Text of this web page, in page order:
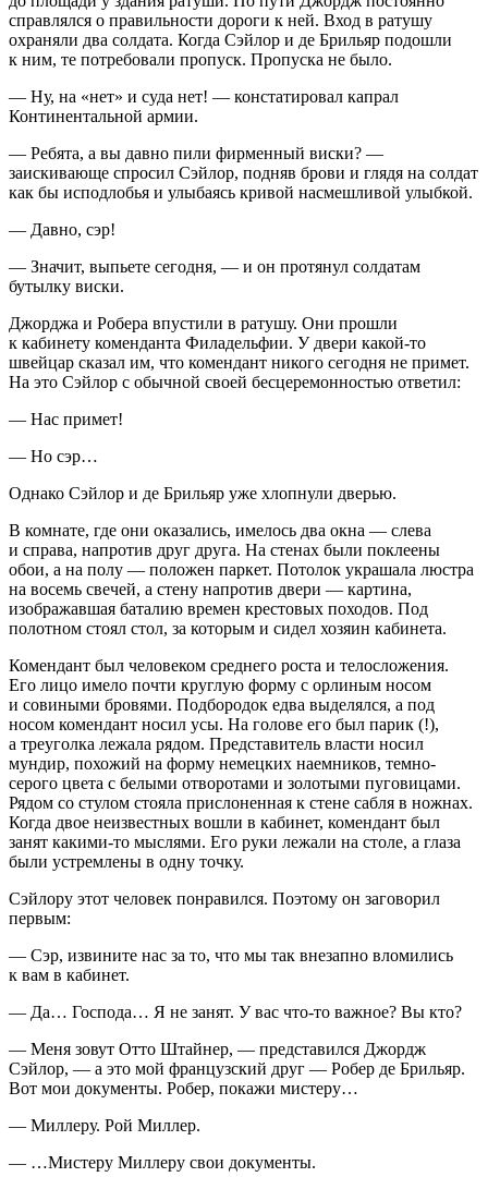
справлялся о правильности дороги к ней. Вход в ратушу
охраняли два солдата. Когда Сэйлор и де Брильяр подошли
к ним, те потребовали пропуск. Пропуска не было.
— Ну, на «нет» и суда нет! — констатировал капрал
Континентальной армии.
— Ребята, а вы давно пили фирменный виски? —
заискивающе спросил Сэйлор, подняв брови и глядя на солдат
как бы исподлобья и улыбаясь кривой насмешливой улыбкой.
— Давно, сэр!
— Значит, выпьете сегодня, — и он протянул солдатам
бутылку виски.
Джорджа и Робера впустили в ратушу. Они прошли
к кабинету коменданта Филадельфии. У двери какой-то
швейцар сказал им, что комендант никого сегодня не примет.
На это Сэйлор с обычной своей бесцеремонностью ответил:
— Нас примет!
— Но сэр…
Однако Сэйлор и де Брильяр уже хлопнули дверью.
В комнате, где они оказались, имелось два окна — слева
и справа, напротив друг друга. На стенах были поклеены
обои, а на полу — положен паркет. Потолок украшала люстра
на восемь свечей, а стену напротив двери — картина,
изображавшая баталию времен крестовых походов. Под
полотном стоял стол, за которым и сидел хозяин кабинета.
Комендант был человеком среднего роста и телосложения.
Его лицо имело почти круглую форму с орлиным носом
и совиными бровями. Подбородок едва выделялся, а под
носом комендант носил усы. На голове его был парик (!),
а треуголка лежала рядом. Представитель власти носил
мундир, похожий на форму немецких наемников, темно-
серого цвета с белыми отворотами и золотыми пуговицами.
Рядом со стулом стояла прислоненная к стене сабля в ножнах.
Когда двое неизвестных вошли в кабинет, комендант был
занят какими-то мыслями. Его руки лежали на столе, а глаза
были устремлены в одну точку.
Сэйлору этот человек понравился. Поэтому он заговорил
первым:
— Сэр, извините нас за то, что мы так внезапно вломились
к вам в кабинет.
— Да… Господа… Я не занят. У вас что-то важное? Вы кто?
— Меня зовут Отто Штайнер, — представился Джордж
Сэйлор, — а это мой французский друг — Робер де Брильяр.
Вот мои документы. Робер, покажи мистеру…
— Миллеру. Рой Миллер.
— …Мистеру Миллеру свои документы.